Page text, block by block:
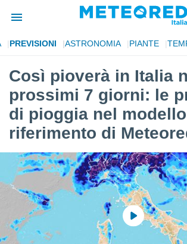
di
per
le
di
Web
le
PREVISIONI ASTRONOMIA PIANTE
Così pioverà in Italia
prossimi 7 giorni: le
di pioggia nel
riferimento di